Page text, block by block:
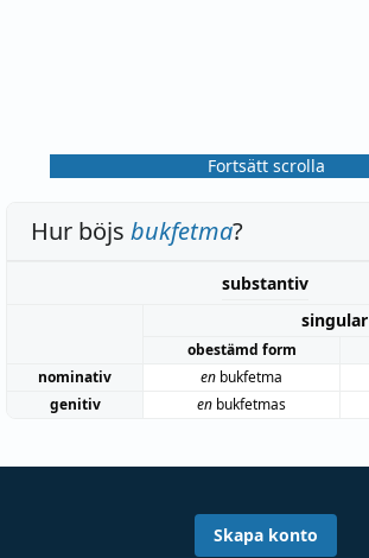
Fortsätt scrolla
Hur böjs bukfetma?
substantiv
singular
obestämd form
nominativ
en bukfetma
genitiv
en bukfetmas
Skapa konto